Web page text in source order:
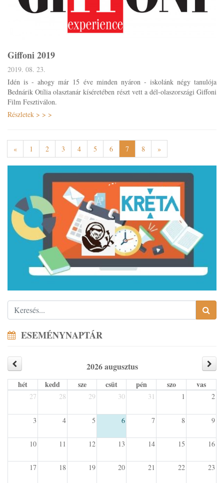
Giffoni 2019
2019. 08. 23.
Idén is - ahogy már 15 éve minden nyáron - iskolánk négy tanulója
Bednárik Otília olasztanár kíséretében részt vett a dél-olaszországi Giffoni
Film Fesztiválon.
Részletek > > >
« 1 2 3 4 5 6 7 8 »
ESEMÉNYNAPTÁR
2026 augusztus
hét kedd sze csüt pén szo vas
27 28 29 30 31 1 2
3 4 5 6 7 8 9
10 11 12 13 14 15 16
17 18 19 20 21 22 23